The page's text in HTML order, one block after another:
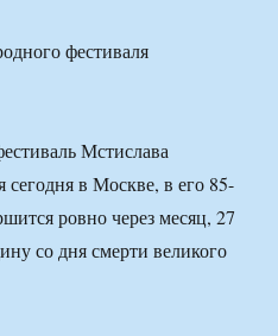
Мстислава
сегодня в Москве, в его 85-
ровно через месяц, 27
со дня смерти великого